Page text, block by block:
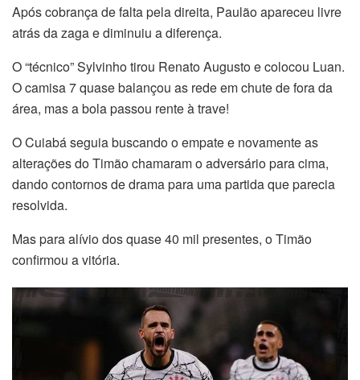
Após cobrança de falta pela direita, Paulão apareceu livre
atrás da zaga e diminuiu a diferença.
O “técnico” Sylvinho tirou Renato Augusto e colocou Luan.
O camisa 7 quase balançou as rede em chute de fora da
área, mas a bola passou rente à trave!
O Cuiabá seguia buscando o empate e novamente as
alterações do Timão chamaram o adversário para cima,
dando contornos de drama para uma partida que parecia
resolvida.
Mas para alívio dos quase 40 mil presentes, o Timão
confirmou a vitória.